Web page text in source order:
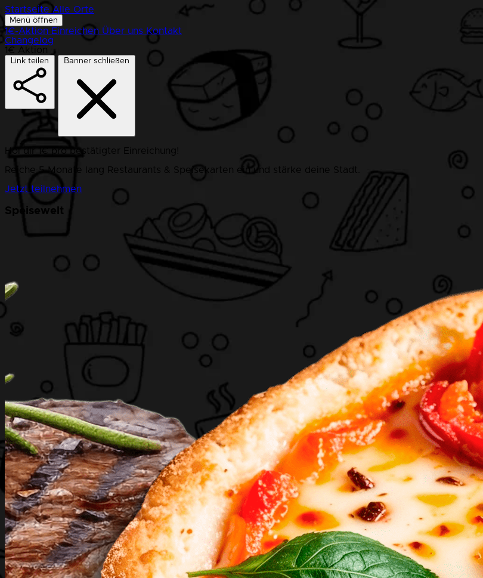
Startseite Alle Orte
Menü öffnen
1€-Aktion Einreichen Über uns Kontakt
Changelog
1€ Aktion
Link teilen Banner schließen
Hol dir 1€ pro bestätigter Einreichung!
Reiche 5 Monate lang Restaurants & Speisekarten ein und stärke deine Stadt.
Jetzt teilnehmen
Speisewelt